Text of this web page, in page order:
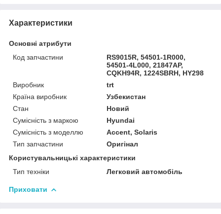
Характеристики
Основні атрибути
Код запчастини
RS9015R, 54501-1R000,
54501-4L000, 21847AP,
CQKH94R, 1224SBRH, HY298
Виробник
trt
Країна виробник
Узбекистан
Стан
Новий
Сумісність з маркою
Hyundai
Сумісність з моделлю
Accent, Solaris
Тип запчастини
Оригінал
Користувальницькі характеристики
Тип техніки
Легковий автомобіль
Приховати